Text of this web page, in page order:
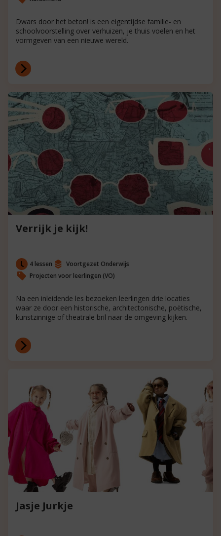
Dwars door het beton! is een eigentijdse familie- en
schoolvoorstelling over verhuizen, je thuis voelen en het
vormgeven van een nieuwe wereld.
Verrijk je kijk!
4 lessen
Voortgezet Onderwijs
Projecten voor leerlingen (VO)
Na een inleidende les bezoeken leerlingen drie locaties
waar ze door een historische, architectonische, poëtische,
kunstzinnige of theatrale bril naar de omgeving kijken.
Jasje Jurkje